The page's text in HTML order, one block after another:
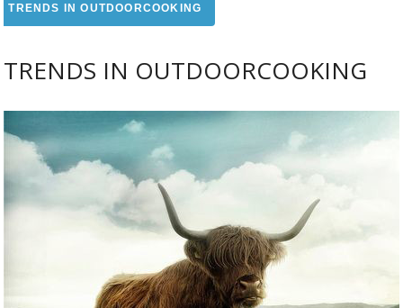
TRENDS IN OUTDOORCOOKING
TRENDS IN OUTDOORCOOKING